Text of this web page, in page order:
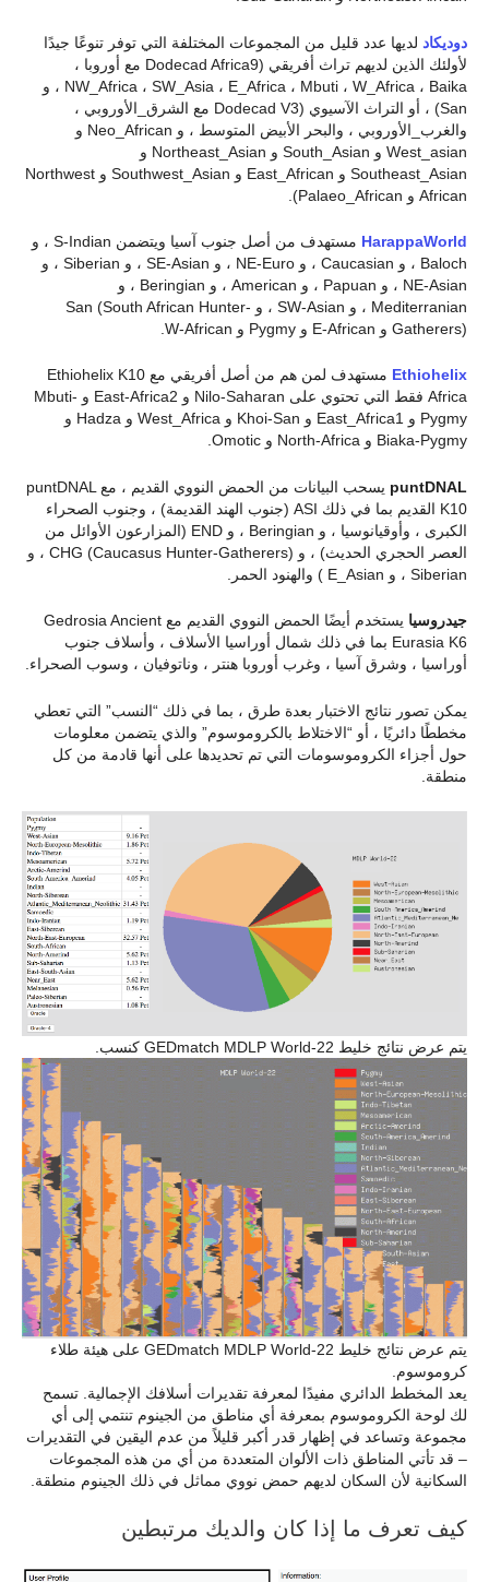
دوديكاد لديها عدد قليل من المجموعات المختلفة التي توفر تنوعًا جيدًا
لأولئك الذين لديهم تراث أفريقي (Dodecad Africa9 مع أوروبا ،
NW_Africa ، SW_Asia ، E_Africa ، Mbuti ، W_Africa ، Baika ، و
San) ، أو التراث الآسيوي (Dodecad V3 مع الشرق_الأوروبي ،
والغرب_الأوروبي ، والبحر الأبيض المتوسط ، و Neo_African و
West_asian و South_Asian و Northeast_Asian و
Southeast_Asian و East_African و Southwest_Asian و Northwest
African و Palaeo_African).
HarappaWorld
مستهدف من أصل جنوب آسيا ويتضمن S-Indian ، و
Baloch ، و Caucasian ، و NE-Euro ، و SE-Asian ، و Siberian ، و
NE-Asian ، و Papuan ، و American ، و Beringian ، و
Mediterranian ، و SW-Asian ، و San (South African Hunter-
Gatherers) و E-African و Pygmy و W-African.
Ethiohelix
مستهدف لمن هم من أصل أفريقي مع Ethiohelix K10
Africa فقط التي تحتوي على Nilo-Saharan و East-Africa2 و Mbuti-
Pygmy و East_Africa1 و Khoi-San و West_Africa و Hadza و
Biaka-Pygmy و North-Africa و Omotic.
puntDNAL
يسحب البيانات من الحمض النووي القديم ، مع puntDNAL
K10 القديم بما في ذلك ASI (جنوب الهند القديمة) ، وجنوب الصحراء
الكبرى ، وأوقيانوسيا ، و Beringian ، و END (المزارعون الأوائل من
العصر الحجري الحديث) ، و CHG (Caucasus Hunter-Gatherers) ، و
Siberian ، و E_Asian ) والهنود الحمر.
جيدروسيا
يستخدم أيضًا الحمض النووي القديم مع Gedrosia Ancient
Eurasia K6 بما في ذلك شمال أوراسيا الأسلاف ، وأسلاف جنوب
أوراسيا ، وشرق آسيا ، وغرب أوروبا هنتر ، وناتوفيان ، وسوب الصحراء.
يمكن تصور نتائج الاختبار بعدة طرق ، بما في ذلك “النسب” التي تعطي
مخططًا دائريًا ، أو “الاختلاط بالكروموسوم” والذي يتضمن معلومات
حول أجزاء الكروموسومات التي تم تحديدها على أنها قادمة من كل
منطقة.
يتم عرض نتائج خليط GEDmatch MDLP World-22 كنسب.
يتم عرض نتائج خليط GEDmatch MDLP World-22 على هيئة طلاء
كروموسوم.
يعد المخطط الدائري مفيدًا لمعرفة تقديرات أسلافك الإجمالية. تسمح
لك لوحة الكروموسوم بمعرفة أي مناطق من الجينوم تنتمي إلى أي
مجموعة وتساعد في إظهار قدر أكبر قليلاً من عدم اليقين في التقديرات
– قد تأتي المناطق ذات الألوان المتعددة من أي من هذه المجموعات
السكانية لأن السكان لديهم حمض نووي مماثل في ذلك الجينوم منطقة.
كيف تعرف ما إذا كان والديك مرتبطين